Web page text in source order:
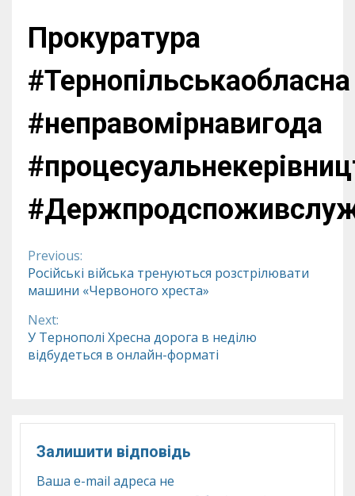
Прокуратура
#Тернопільськаобласна
#неправомірнавигода
Continue
Reading
Previous:
Російські війська тренуються розстрілювати
машини «Червоного хреста»
Next:
У Тернополі Хресна дорога в неділю
відбудеться в онлайн-форматі
Залишити відповідь
Ваша e-mail адреса не